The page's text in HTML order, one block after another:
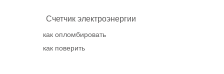
Счетчик электроэнергии
как опломбировать
как поверить